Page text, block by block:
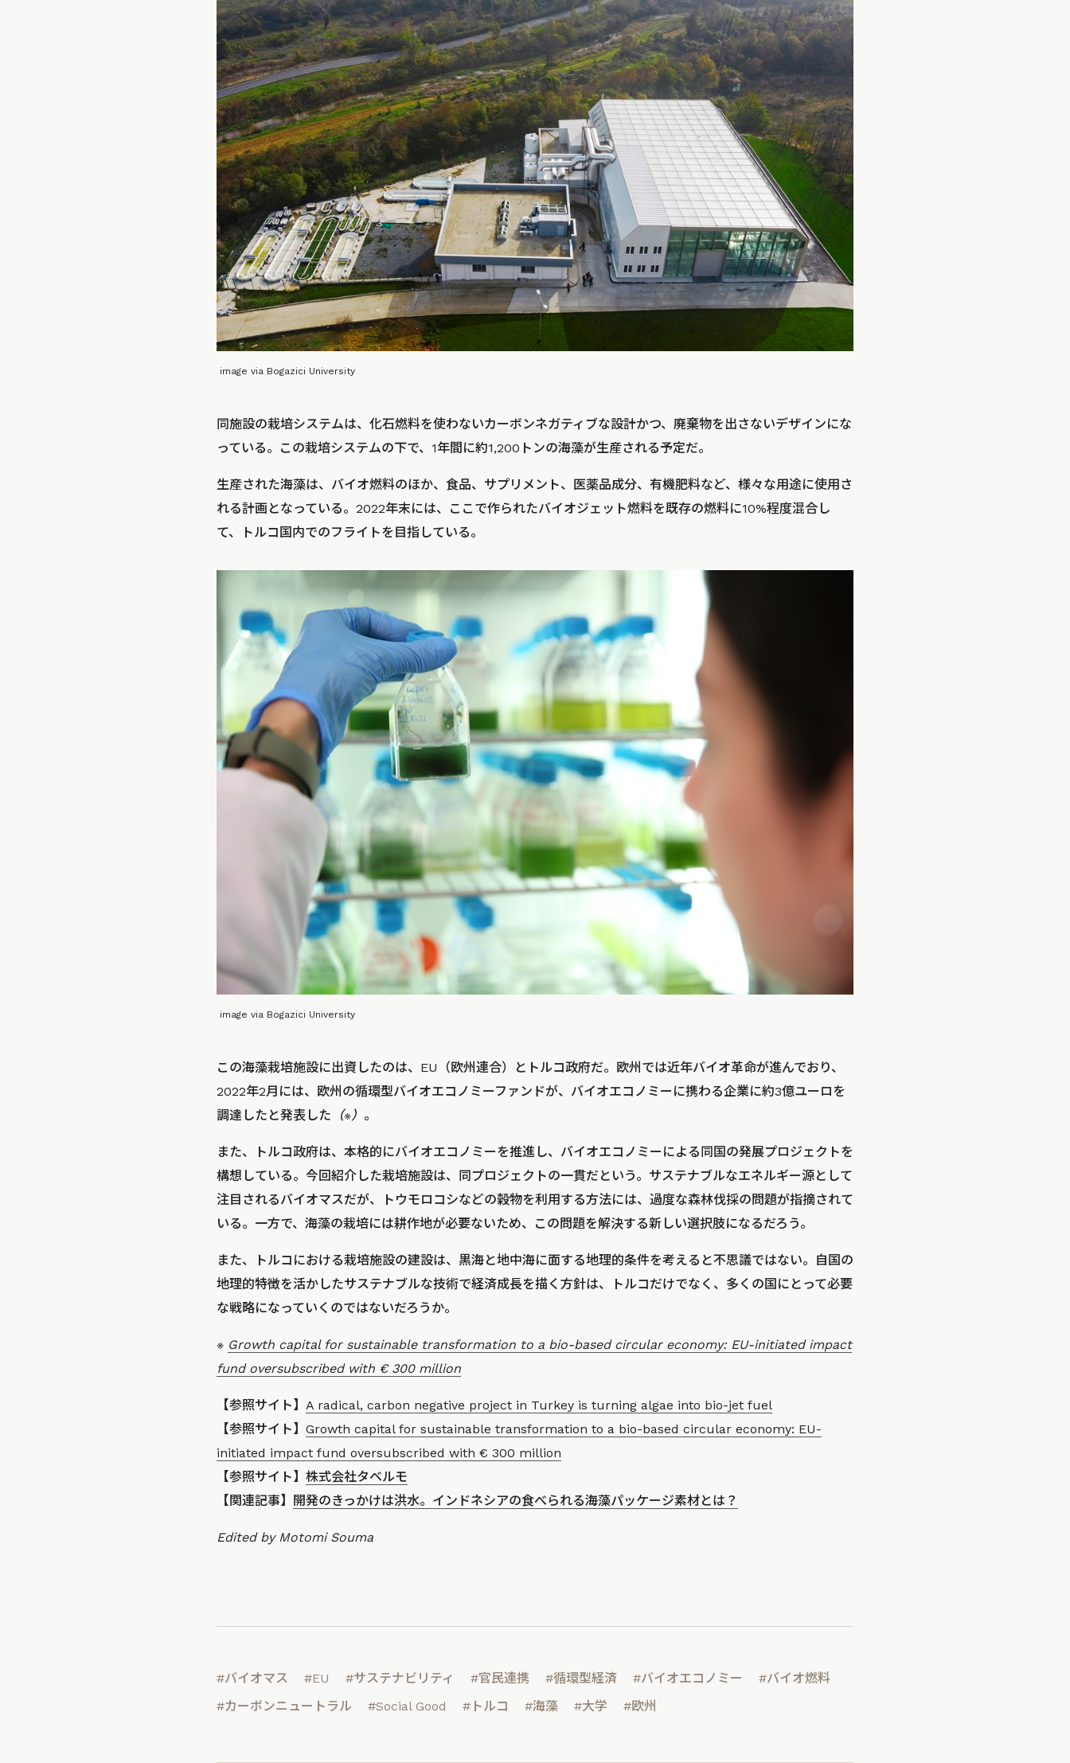
image via Bogazici University
同施設の栽培システムは、化石燃料を使わないカーボンネガティブな設計かつ、廃棄物を出さないデザインにな
っている。この栽培システムの下で、1年間に約1,200トンの海藻が生産される予定だ。
生産された海藻は、バイオ燃料のほか、食品、サプリメント、医薬品成分、有機肥料など、様々な用途に使用さ
れる計画となっている。2022年末には、ここで作られたバイオジェット燃料を既存の燃料に10%程度混合し
て、トルコ国内でのフライトを目指している。
image via Bogazici University
この海藻栽培施設に出資したのは、EU（欧州連合）とトルコ政府だ。欧州では近年バイオ革命が進んでおり、
2022年2月には、欧州の循環型バイオエコノミーファンドが、バイオエコノミーに携わる企業に約3億ユーロを
調達したと発表した （※） 。
また、トルコ政府は、本格的にバイオエコノミーを推進し、バイオエコノミーによる同国の発展プロジェクトを
構想している。今回紹介した栽培施設は、同プロジェクトの一貫だという。サステナブルなエネルギー源として
注目されるバイオマスだが、トウモロコシなどの穀物を利用する方法には、過度な森林伐採の問題が指摘されて
いる。一方で、海藻の栽培には耕作地が必要ないため、この問題を解決する新しい選択肢になるだろう。
また、トルコにおける栽培施設の建設は、黒海と地中海に面する地理的条件を考えると不思議ではない。自国の
地理的特徴を活かしたサステナブルな技術で経済成長を描く方針は、トルコだけでなく、多くの国にとって必要
な戦略になっていくのではないだろうか。
※ Growth capital for sustainable transformation to a bio-based circular economy: EU-initiated impact
fund oversubscribed with € 300 million
【参照サイト】 A radical, carbon negative project in Turkey is turning algae into bio-jet fuel
【参照サイト】 Growth capital for sustainable transformation to a bio-based circular economy: EU-
initiated impact fund oversubscribed with € 300 million
【参照サイト】 株式会社タベルモ
【関連記事】
開発のきっかけは洪水。インドネシアの食べられる海藻パッケージ素材とは？
Edited by Motomi Souma
#バイオマス #EU #サステナビリティ #官民連携 #循環型経済 #バイオエコノミー
#バイオ燃料
#カーボンニュートラル
#Social Good #トルコ #海藻 #大学 #欧州